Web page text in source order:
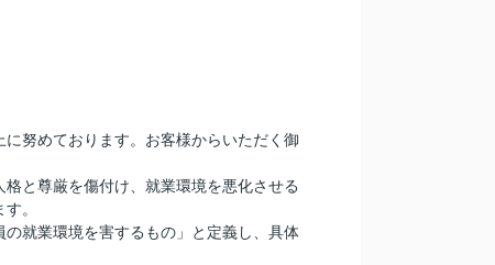
努めております。お客様からいただく御
と尊厳を傷付け、就業環境を悪化させる
。
就業環境を害するもの」と定義し、具体